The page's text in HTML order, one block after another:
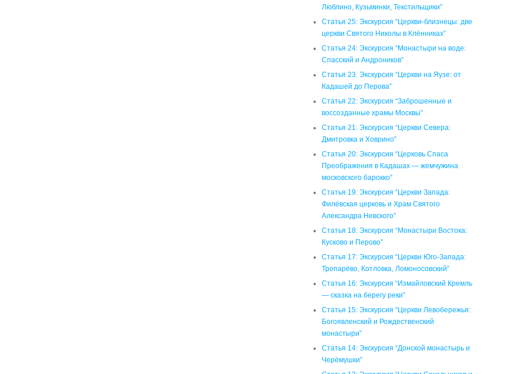
Люблино, Кузьминки, Текстильщики”
Статья 25: Экскурсия “Церкви-близнецы: две
церкви Святого Николы в Клённиках”
Статья 24: Экскурсия “Монастыри на воде:
Спасский и Андроников”
Статья 23: Экскурсия “Церкви на Яузе: от
Кадашей до Перова”
Статья 22: Экскурсия “Заброшенные и
воссозданные храмы Москвы”
Статья 21: Экскурсия “Церкви Севера:
Дмитровка и Ховрино”
Статья 20: Экскурсия “Церковь Спаса
Преображения в Кадашах — жемчужина
московского барокко”
Статья 19: Экскурсия “Церкви Запада:
Филёвская церковь и Храм Святого
Александра Невского”
Статья 18: Экскурсия “Монастыри Востока:
Кусково и Перово”
Статья 17: Экскурсия “Церкви Юго-Запада:
Тропарёво, Котловка, Ломоносовский”
Статья 16: Экскурсия “Измайловский Кремль
— сказка на берегу реки”
Статья 15: Экскурсия “Церкви Левобережья:
Богоявленский и Рождественский
монастыри”
Статья 14: Экскурсия “Донской монастырь и
Черёмушки”